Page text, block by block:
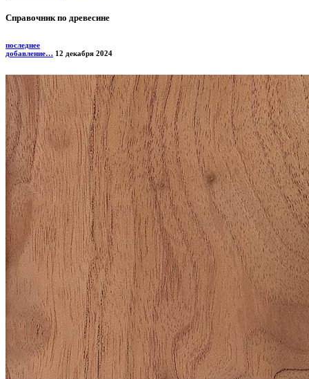
Справочник по древесине
последнее
добавление… 12 декабря 2024